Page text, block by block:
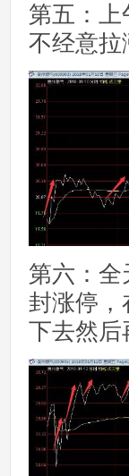
第五：
不经意拉
第六：
封涨停，
下去然后